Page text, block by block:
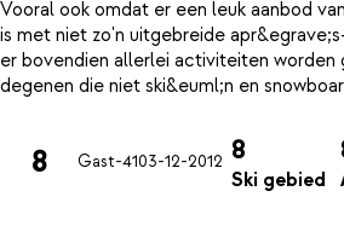
Vooral ook omdat er een leuk aanbod
is met niet zo'n uitgebreide
er bovendien allerlei activiteiten worden
8 Gast-4103-12-2012 8
Ski gebied